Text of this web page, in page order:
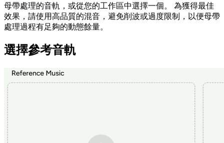
母帶處理的音軌，或從您的工作區中選擇一個。 為獲得最佳
效果，請使用高品質的混音，避免削波或過度限制，以便母帶
處理過程有足夠的動態餘量。
選擇參考音軌